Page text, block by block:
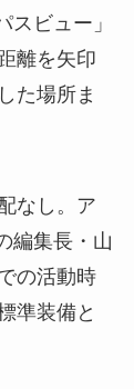
ビュー」
離を矢印
た場所ま
なし。ア
編集長・山
の活動時
準装備と